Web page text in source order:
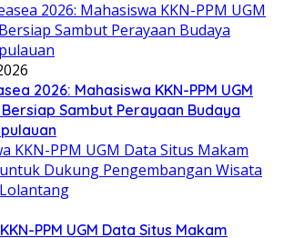
2026: Mahasiswa KKN-PPM UGM
Sambut Perayaan Budaya
PPM UGM Data Situs Makam